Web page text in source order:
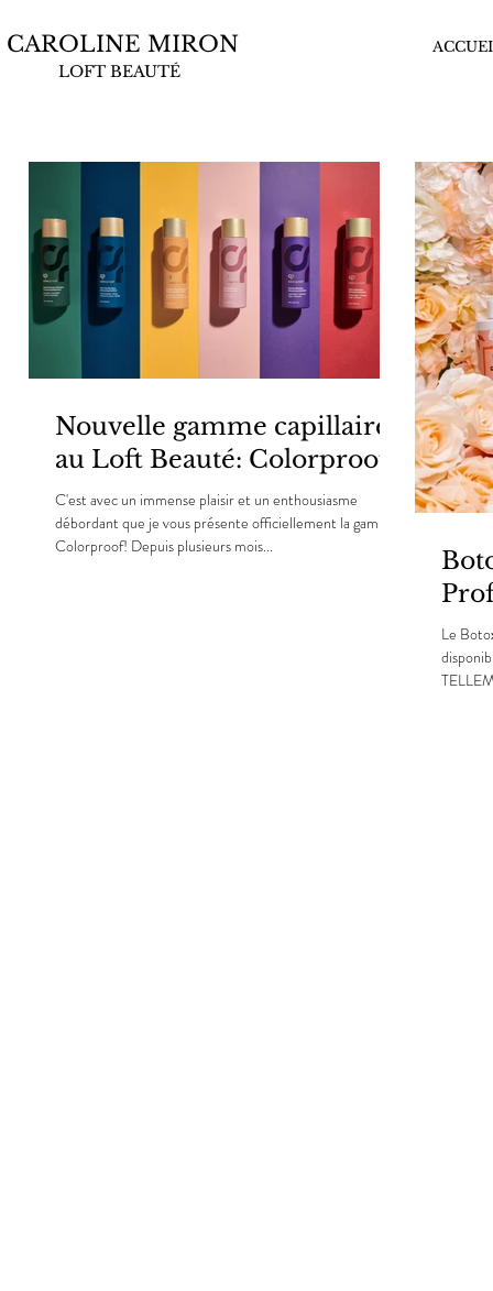
CAROLINE MIRON
LOFT BEAUTÉ
Nouvelle gamme capillaire
au Loft Beauté: Colorproof
C'est avec un immense plaisir et un enthousiasme
débordant que je vous présente officiellement la gamme
Colorproof! Depuis plusieurs mois...
Le